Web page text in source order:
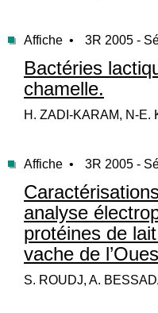
Affiche • 3R 2005 -
Bactéries
chamelle.
H. ZADI-KARAM, N-E.
Affiche • 3R 2005 -
analyse
protéines de
vache de
S. ROUDJ, A.